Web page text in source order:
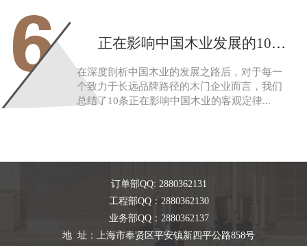
6 正在影响中国木业发展的10大定律
在深度剖析中国木业的发展之路后，对于每一
个致力于长远品牌路径的木门企业而言，我们
总结了10条正在影响中国木业的客观定律...
订单部QQ: 2880362131
工程部QQ：2880362130
业务部QQ：2880362137
地 址：上海市奉贤区平安镇新四平公路858号